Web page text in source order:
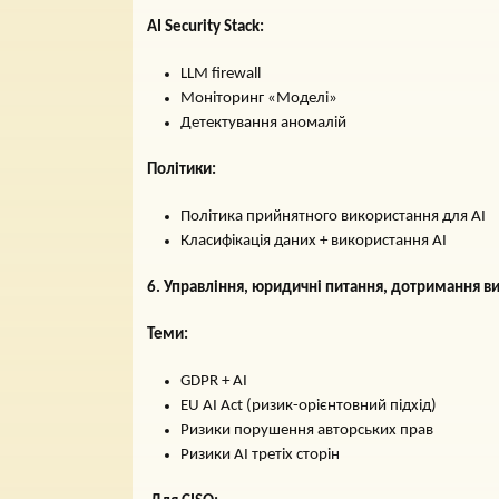
AI Security Stack:
LLM firewall
Моніторинг «Моделі»
Детектування аномалій
Політики:
Політика прийнятного використання для AI
Класифікація даних + використання AI
6. Управління, юридичні питання, дотримання
Теми:
GDPR + AI
EU AI Act (ризик-орієнтовний підхід)
Ризики порушення авторських прав
Ризики AI третіх сторін